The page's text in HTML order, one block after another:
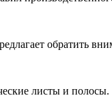
обратить
листы и полосы.